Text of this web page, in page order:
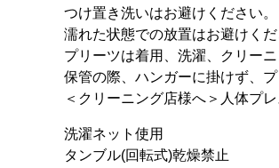
つけ置き洗いはお避けください。
濡れた状態での放置はお避けくだ
プリーツは着用、洗濯、クリー
保管の際、ハンガーに掛けず、
＜クリーニング店様へ＞人体プ
洗濯ネット使用
タンブル(回転式)乾燥禁止